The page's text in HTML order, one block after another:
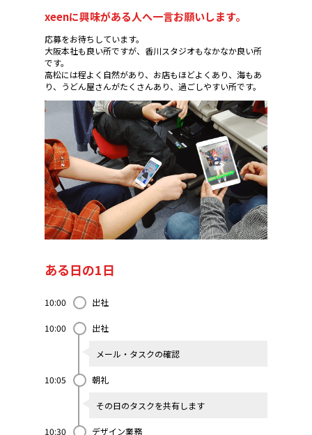
xeenに興味がある人へ一言お願いします。
応募をお待ちしています。
大阪本社も良い所ですが、香川スタジオもなかなか良い所
です。
高松には程よく自然があり、お店もほどよくあり、海もあ
り、うどん屋さんがたくさんあり、過ごしやすい所です。
ある日の1日
10:00 出社
10:00 出社
メール・タスクの確認
10:05 朝礼
その日のタスクを共有します
10:30 デザイン業務